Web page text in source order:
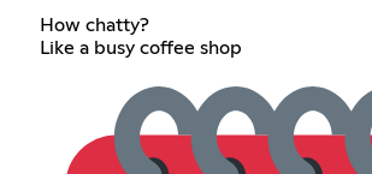
How chatty?
Like a busy coffee shop